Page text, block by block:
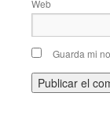
Web
Guarda mi